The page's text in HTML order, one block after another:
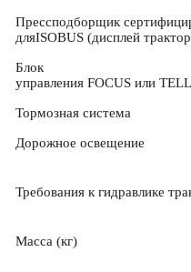
Прессподборщик
дляISOBUS (дисплей
Блок
управления FOCUS или
Тормозная система
Дорожное освещение
Требования к гидравлике
Масса (кг)